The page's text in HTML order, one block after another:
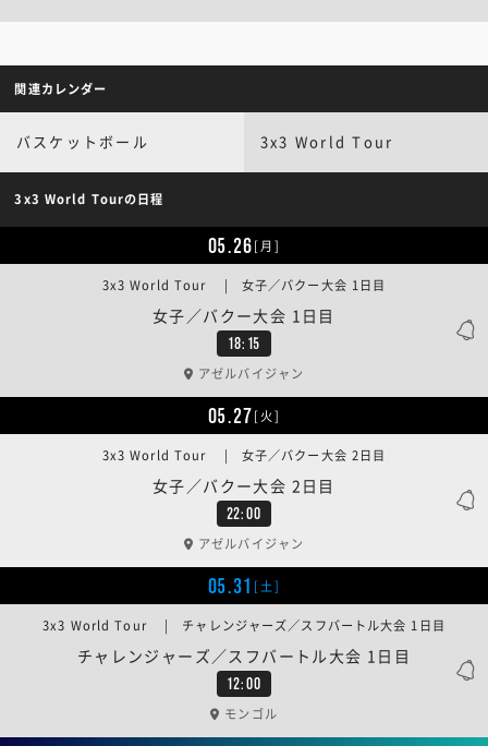
関連カレンダー
バスケットボール 3x3 World Tour
3x3 World Tourの日程
05.26[月]
18:15
女子／バクー大会 1日目
3x3 World Tour | 女子／バクー大会 1日目
アゼルバイジャン
05.27[火]
22:00
女子／バクー大会 2日目
3x3 World Tour | 女子／バクー大会 2日目
アゼルバイジャン
05.31 [土]
12:00
チャレンジャーズ／スフバートル大会 1日目
3x3 World Tour | チャレンジャーズ／スフバートル大会 1日目
モンゴル